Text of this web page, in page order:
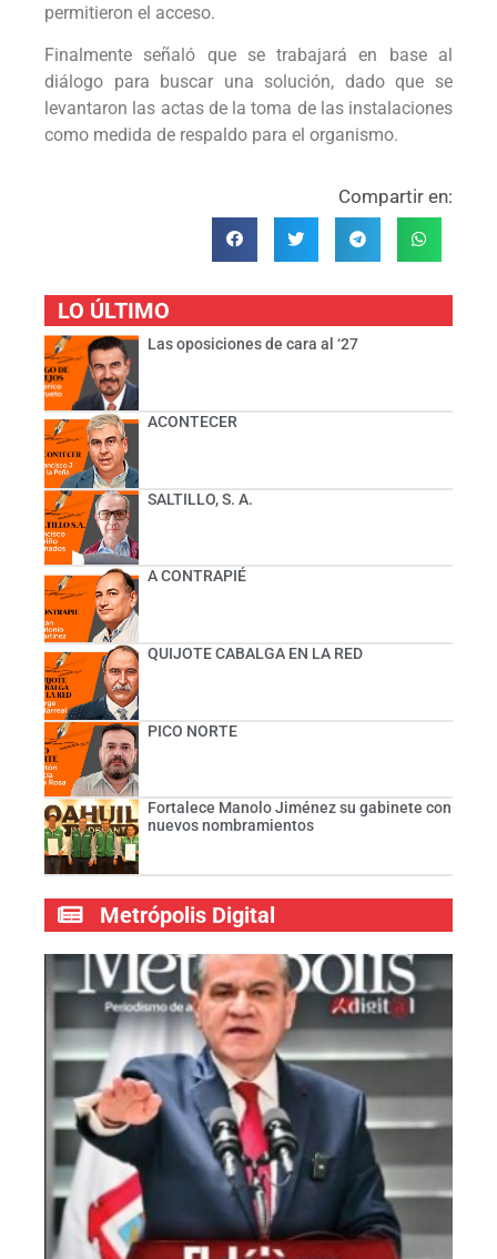
permitieron el acceso.
Finalmente señaló que se trabajará en base al
diálogo para buscar una solución, dado que se
levantaron las actas de la toma de las instalaciones
como medida de respaldo para el organismo.
Compartir en:
LO ÚLTIMO
Las oposiciones de cara al ‘27
ACONTECER
SALTILLO, S. A.
A CONTRAPIÉ
QUIJOTE CABALGA EN LA RED
PICO NORTE
Fortalece Manolo Jiménez su gabinete con
nuevos nombramientos
Metrópolis Digital